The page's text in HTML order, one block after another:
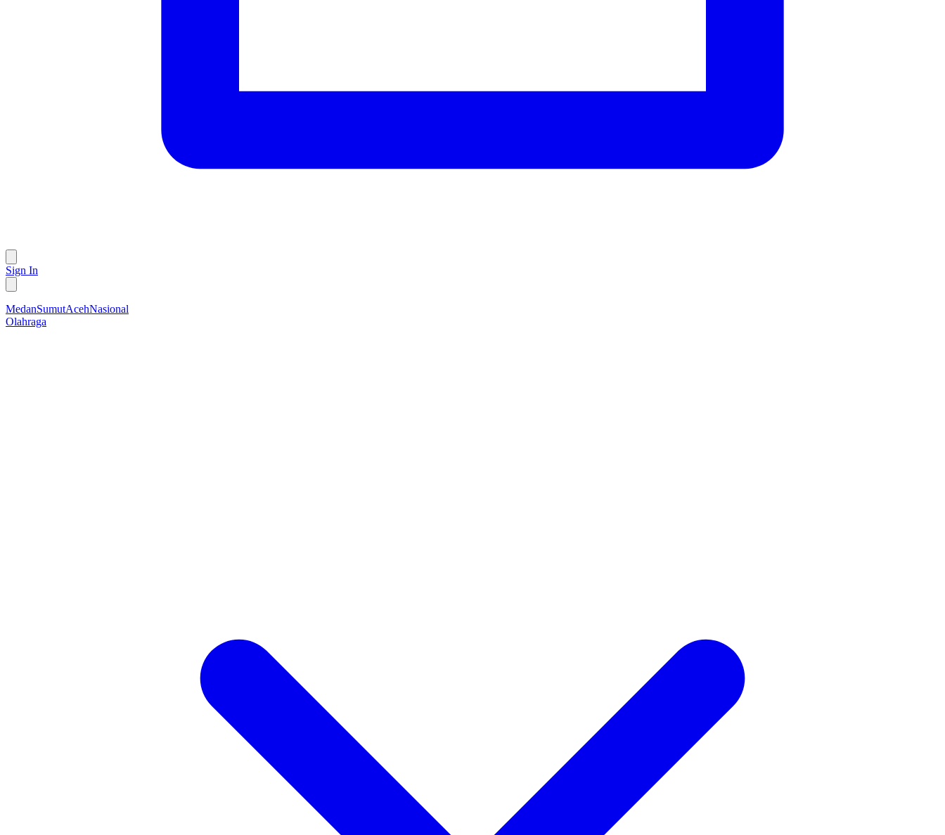
Sign In
MedanSumutAcehNasional
Olahraga